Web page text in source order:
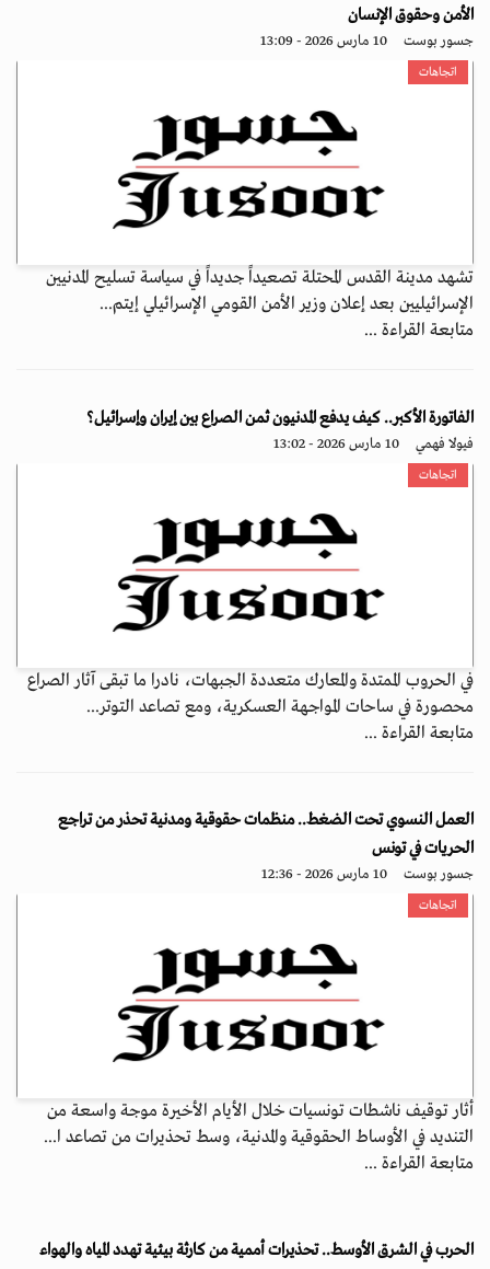
الأمن وحقوق الإنسان
جسور بوست 10 مارس 2026 - 13:09
اتجاهات
تشهد مدينة القدس المحتلة تصعيداً جديداً في سياسة تسليح المدنيين
الإسرائيليين بعد إعلان وزير الأمن القومي الإسرائيلي إيتم...
متابعة القراءة ...
الفاتورة الأكبر.. كيف يدفع المدنيون ثمن الصراع بين إيران وإسرائيل؟
فيولا فهمي 10 مارس 2026 - 13:02
اتجاهات
في الحروب الممتدة والمعارك متعددة الجبهات، نادرا ما تبقى آثار الصراع
محصورة في ساحات المواجهة العسكرية، ومع تصاعد التوتر...
متابعة القراءة ...
العمل النسوي تحت الضغط.. منظمات حقوقية ومدنية تحذر من تراجع
الحريات في تونس
جسور بوست 10 مارس 2026 - 12:36
اتجاهات
أثار توقيف ناشطات تونسيات خلال الأيام الأخيرة موجة واسعة من
التنديد في الأوساط الحقوقية والمدنية، وسط تحذيرات من تصاعد ا...
متابعة القراءة ...
الحرب في الشرق الأوسط.. تحذيرات أممية من كارثة بيئية تهدد المياه والهواء